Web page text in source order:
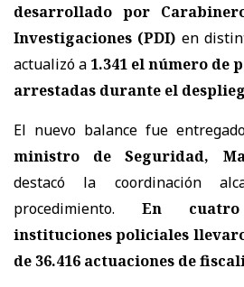
desarrollado por
Investigaciones (PDI) en
actualizó a 1.341 el número de
arrestadas durante el
El nuevo balance fue
ministro de Seguridad,
destacó la coordinación
procedimiento. En
instituciones policiales
de 36.416 actuaciones de